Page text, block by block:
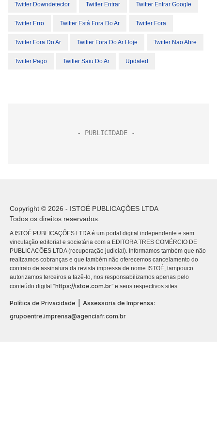
Twitter Downdetector Twitter Entrar Twitter Entrar Google
Twitter Erro Twitter Está Fora Do Ar Twitter Fora
Twitter Fora Do Ar Twitter Fora Do Ar Hoje Twitter Nao Abre
Twitter Pago Twitter Saiu Do Ar Updated
Copyright © 2026 - ISTOÉ PUBLICAÇÕES LTDA
Todos os direitos reservados.
A ISTOÉ PUBLICAÇÕES LTDA é um portal digital independente e sem
vinculação editorial e societária com a EDITORA TRES COMÉRCIO DE
PUBLICACÕES LTDA (recuperação judicial). Informamos também que não
realizamos cobranças e que também não oferecemos cancelamento do
contrato de assinatura da revista impressa de nome ISTOÉ, tampouco
autorizamos terceiros a fazê-lo, nos responsabilizamos apenas pelo
conteúdo digital “https://istoe.com.br” e seus respectivos sites.
Política de Privacidade | Assessoria de Imprensa:
grupoentre.imprensa@agenciafr.com.br